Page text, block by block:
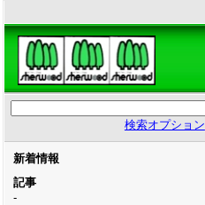
検索オプション
新着情報
記事
-